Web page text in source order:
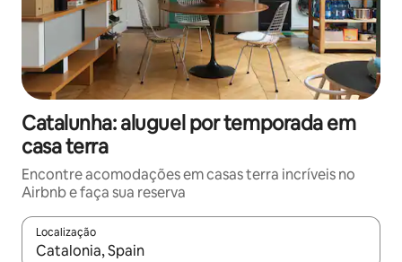
Catalunha: aluguel por temporada em
casa terra
Encontre acomodações em casas terra incríveis no
Airbnb e faça sua reserva
Localização
Quando os resultados estiverem disponíveis, explore-os